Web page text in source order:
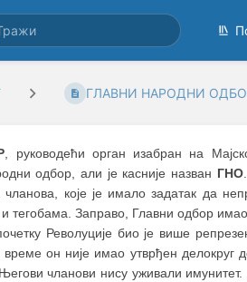
ГЛАВНИ НАРОДНИ
, руководећи орган изабран на
одбор, али је касније назван ГНО
чланова, које је имало задатак да
Заправо, Главни одбор имао
Револуције био је више
он није имао утврђен делокруг
чланови нису уживали